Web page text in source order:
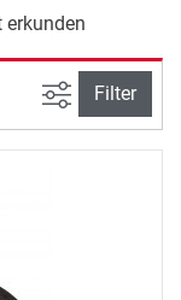
erkunden
Ansicht
Filter